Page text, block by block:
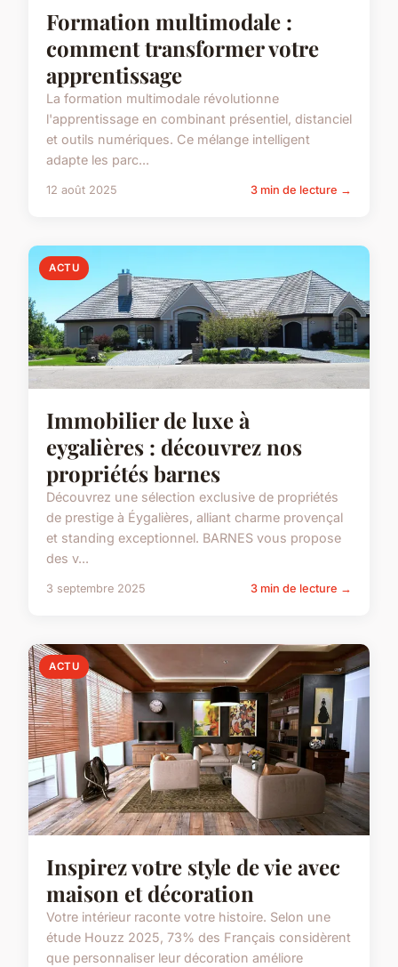
Formation multimodale :
comment transformer votre
apprentissage
La formation multimodale révolutionne
l'apprentissage en combinant présentiel, distanciel
et outils numériques. Ce mélange intelligent
adapte les parc...
12 août 2025 3 min de lecture →
ACTU
Immobilier de luxe à
eygalières : découvrez nos
propriétés barnes
Découvrez une sélection exclusive de propriétés
de prestige à Éygalières, alliant charme provençal
et standing exceptionnel. BARNES vous propose
des v...
3 septembre 2025 3 min de lecture →
ACTU
Inspirez votre style de vie avec
maison et décoration
Votre intérieur raconte votre histoire. Selon une
étude Houzz 2025, 73% des Français considèrent
que personnaliser leur décoration améliore